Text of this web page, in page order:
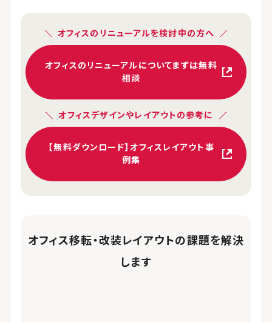
オフィスのリニューアルを検討中の方へ
オフィスのリニューアルについてまずは無料
相談
オフィスデザインやレイアウトの参考に
【無料ダウンロード】オフィスレイアウト事
例集
オフィス移転・改装レイアウトの課題を解決
します